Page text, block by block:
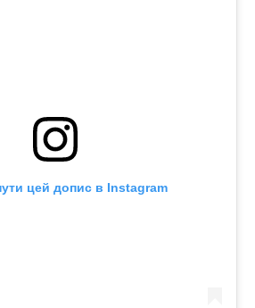
цей допис в Instagram